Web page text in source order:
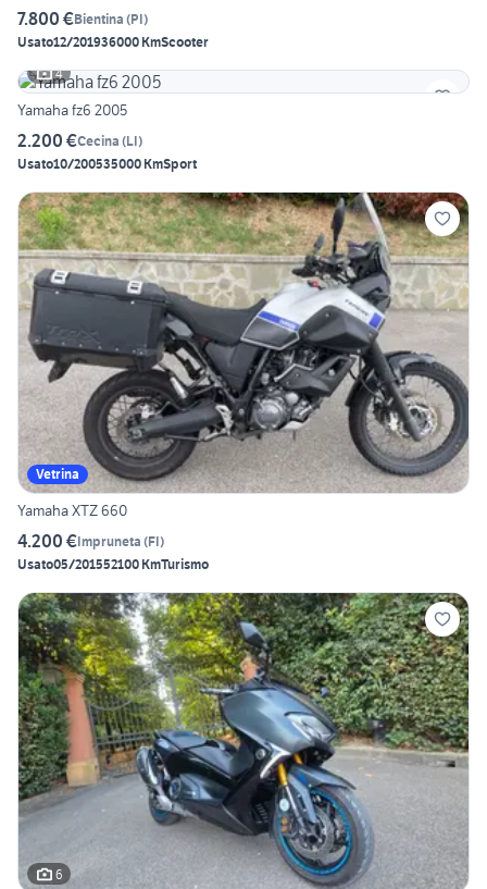
7.800 €Bientina (PI)
Usato12/201936000 KmScooter
4
Yamaha fz6 2005
2.200 €Cecina (LI)
Usato10/200535000 KmSport
Vetrina
Yamaha XTZ 660
4.200 €Impruneta (FI)
Usato05/201552100 KmTurismo
6